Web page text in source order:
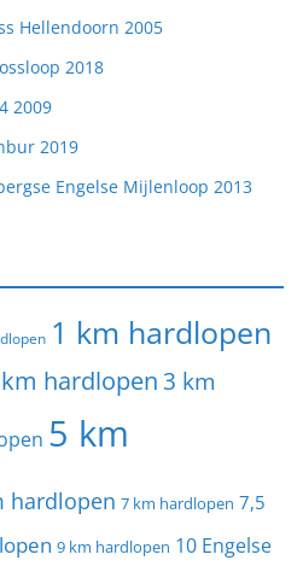
Hellendoorn 2005
2018
2009
2019
Engelse Mijlenloop 2013
1 km hardlopen
hardlopen3 km
5 km
hardlopen 7 km hardlopen 7,5
9 km hardlopen 10 Engelse